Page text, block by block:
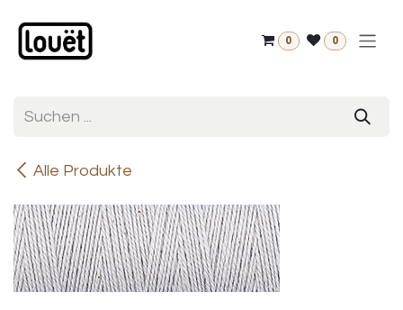
0 0
Alle Produkte